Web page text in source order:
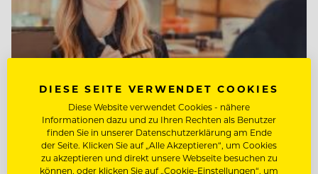
TOP ARBEITGEBER
DIESE SEITE VERWENDET COOKIES
Diese Website verwendet Cookies - nähere
Informationen dazu und zu Ihren Rechten als Benutzer
finden Sie in unserer Datenschutzerklärung am Ende
der Seite. Klicken Sie auf „Alle Akzeptieren“, um Cookies
zu akzeptieren und direkt unsere Webseite besuchen zu
können, oder klicken Sie auf „Cookie-Einstellungen“, um